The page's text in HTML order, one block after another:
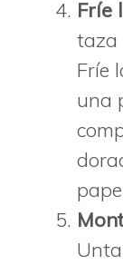
Fríe
taza
Fríe
una